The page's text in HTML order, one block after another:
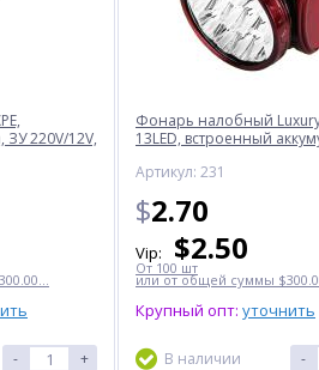
ЗУ 220V/12V,
- +
Фонарь налобный
13LED, встроенный
Артикул: 231
$2.70
Vip: $2.50
От 100 шт
или от общей суммы
Крупный опт: уточнить
В наличии -